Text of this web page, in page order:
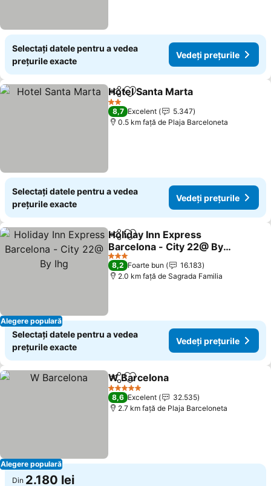
Selectați datele pentru a vedea
prețurile exacte
Vedeți prețurile
DistribuițiAdăugaţi la favorite
Hotel Santa Marta
2 Stele
8,7 Excelent
5.347
0.5 km faţă de Plaja Barceloneta
Selectați datele pentru a vedea
prețurile exacte
Vedeți prețurile
Alegere populară
DistribuițiAdăugaţi la favorite
Holiday Inn Express
Barcelona - City 22@ By
Ihg
3 Stele
8,2 Foarte bun
16.183
2.0 km faţă de Sagrada Familia
Selectați datele pentru a vedea
prețurile exacte
Vedeți prețurile
Alegere populară
DistribuițiAdăugaţi la favorite
W Barcelona
5 Stele
8,6 Excelent
32.535
2.7 km faţă de Plaja Barceloneta
Din 2.180 lei